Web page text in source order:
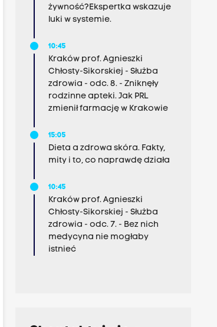
żywność?Ekspertka wskazuje
luki w systemie.
10:45
Kraków prof. Agnieszki
Chłosty-Sikorskiej - Służba
zdrowia - odc. 8. - Zniknęły
rodzinne apteki. Jak PRL
zmienił farmację w Krakowie
15:05
Dieta a zdrowa skóra. Fakty,
mity i to, co naprawdę działa
10:45
Kraków prof. Agnieszki
Chłosty-Sikorskiej - Służba
zdrowia - odc. 7. - Bez nich
medycyna nie mogłaby
istnieć